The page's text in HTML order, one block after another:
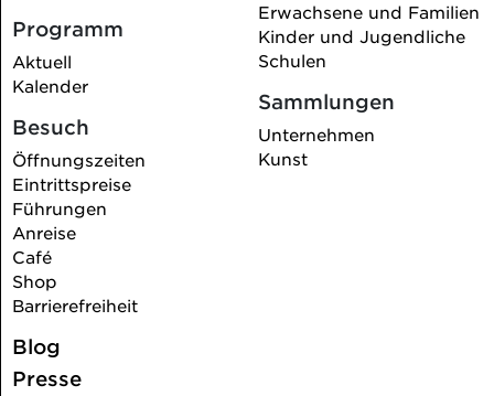
Programm
Aktuell
Kalender
Besuch
Öffnungszeiten
Eintrittspreise
Führungen
Anreise
Café
Shop
Barrierefreiheit
Erwachsene und Familien
Kinder und Jugendliche
Schulen
Sammlungen
Unternehmen
Kunst
Blog
Presse